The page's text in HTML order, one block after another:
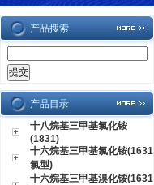
产品搜索
产品目录
十八烷基三甲基氯化铵
(1831)
十六烷基三甲基氯化铵(1631
氯型)
十六烷基三甲基溴化铵(1631